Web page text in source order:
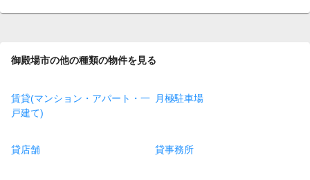
page
御殿場市の他の種類の物件を見る
賃貸(マンション・アパート・一
戸建て)
月極駐車場
貸店舗 貸事務所